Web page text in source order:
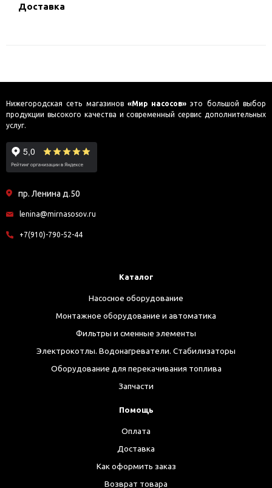
Доставка
Нижегородская сеть магазинов «Мир насосов» это большой выбор
продукции высокого качества и современный сервис дополнительных
услуг.
пр. Ленина д.50
lenina@mirnasosov.ru
+7(910)-790-52-44
Каталог
Насосное оборудование
Монтажное оборудование и автоматика
Фильтры и сменные элементы
Электрокотлы. Водонагреватели. Стабилизаторы
Оборудование для перекачивания топлива
Запчасти
Помощь
Оплата
Доставка
Как оформить заказ
Возврат товара